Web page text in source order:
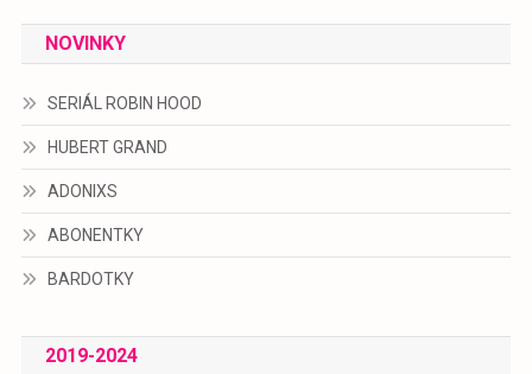
NOVINKY
SERIÁL ROBIN HOOD
HUBERT GRAND
ADONIXS
ABONENTKY
BARDOTKY
2019-2024